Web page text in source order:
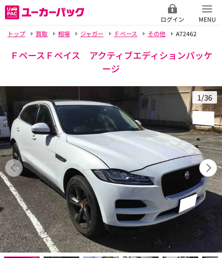
ログイン
MENU
トップ
買取 相場 ジャガー Ｆペース その他 A72462
ＦペースＦペイス アクティブエディションパッケ
ージ
1/36